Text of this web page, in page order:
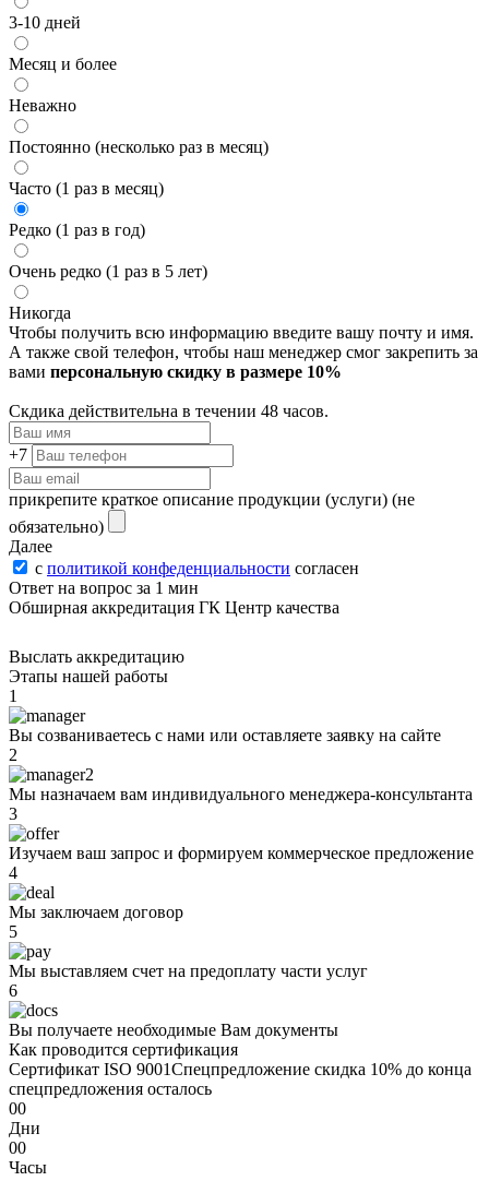
3-10 дней
Месяц и более
Неважно
Постоянно (несколько раз в месяц)
Часто (1 раз в месяц)
Редко (1 раз в год)
Очень редко (1 раз в 5 лет)
Никогда
Чтобы получить всю информацию введите вашу почту и имя.
А также свой телефон, чтобы наш менеджер смог закрепить за
вами персональную скидку в размере 10%
Скдика действительна в течении 48 часов.
+7
прикрепите краткое описание продукции (услуги) (не
обязательно)
Далее
с политикой конфеденциальности согласен
Ответ на вопрос за 1 мин
Обширная аккредитация ГК Центр качества
Выслать аккредитацию
Этапы нашей работы
1
Вы созваниваетесь с нами или оставляете заявку на сайте
2
Мы назначаем вам индивидуального менеджера-консультанта
3
Изучаем ваш запрос и формируем коммерческое предложение
4
Мы заключаем договор
5
Мы выставляем счет на предоплату части услуг
6
Вы получаете необходимые Вам документы
Как проводится сертификация
Сертификат ISO 9001Спецпредложение скидка 10% до конца
спецпредложения осталось
00
Дни
00
Часы